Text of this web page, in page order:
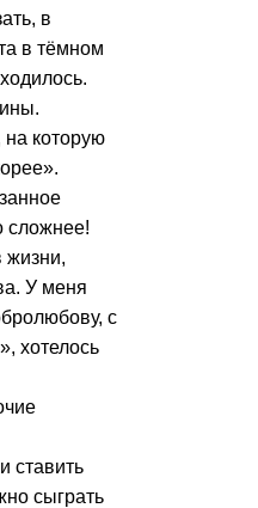
в
в тёмном
на которую
сложнее!
жизни,
У меня
с
хотелось
ставить
сыграть